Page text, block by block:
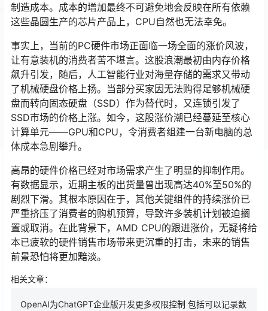
制造成本。成本的增加最终不可避免地会反映在所有依赖
这些晶圆生产的芯片产品上，CPU自然也无法幸免。
事实上，当前的PC硬件市场正面临一场全面的涨价风波，
让有意装机的消费者苦不堪言。这股浪潮最初由内存价格
飙升引发，随后，人工智能行业对海量存储的需求又带动
了机械硬盘价格上扬。当部分买家因无法购得足够机械硬
盘而转向固态硬盘（SSD）作为替代时，又连锁引发了
SSD市场的价格上涨。如今，这股涨价潮已经蔓延至核心
计算单元——GPU和CPU，令消费者组建一台新电脑的总
体成本急剧攀升。
高昂的硬件价格已经对市场需求产生了明显的抑制作用。
有数据显示，近期主板的出货量曾出现高达40%至50%的
剧烈下滑。其根本原因在于，其他关键组件的持续涨价已
严重挤压了消费者的购机预算，导致许多装机计划被迫搁
置或取消。在此背景下，AMD CPU的跟进涨价，无疑将给
本已疲软的硬件销售市场带来更沉重的打击，未来的销售
前景恐怕将更加黯淡。
相关文章：
OpenAI为ChatGPT企业版开发更多权限控制 包括可以记录数